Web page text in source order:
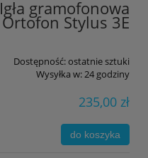
Igła gramofonowa
Ortofon Stylus 3E
Dostępność:ostatnie sztuki
Wysyłka w:24 godziny
235,00 zł
do koszyka